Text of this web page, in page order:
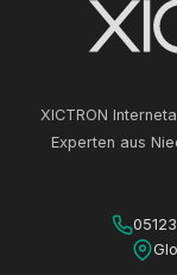
XICTRON
Experten aus